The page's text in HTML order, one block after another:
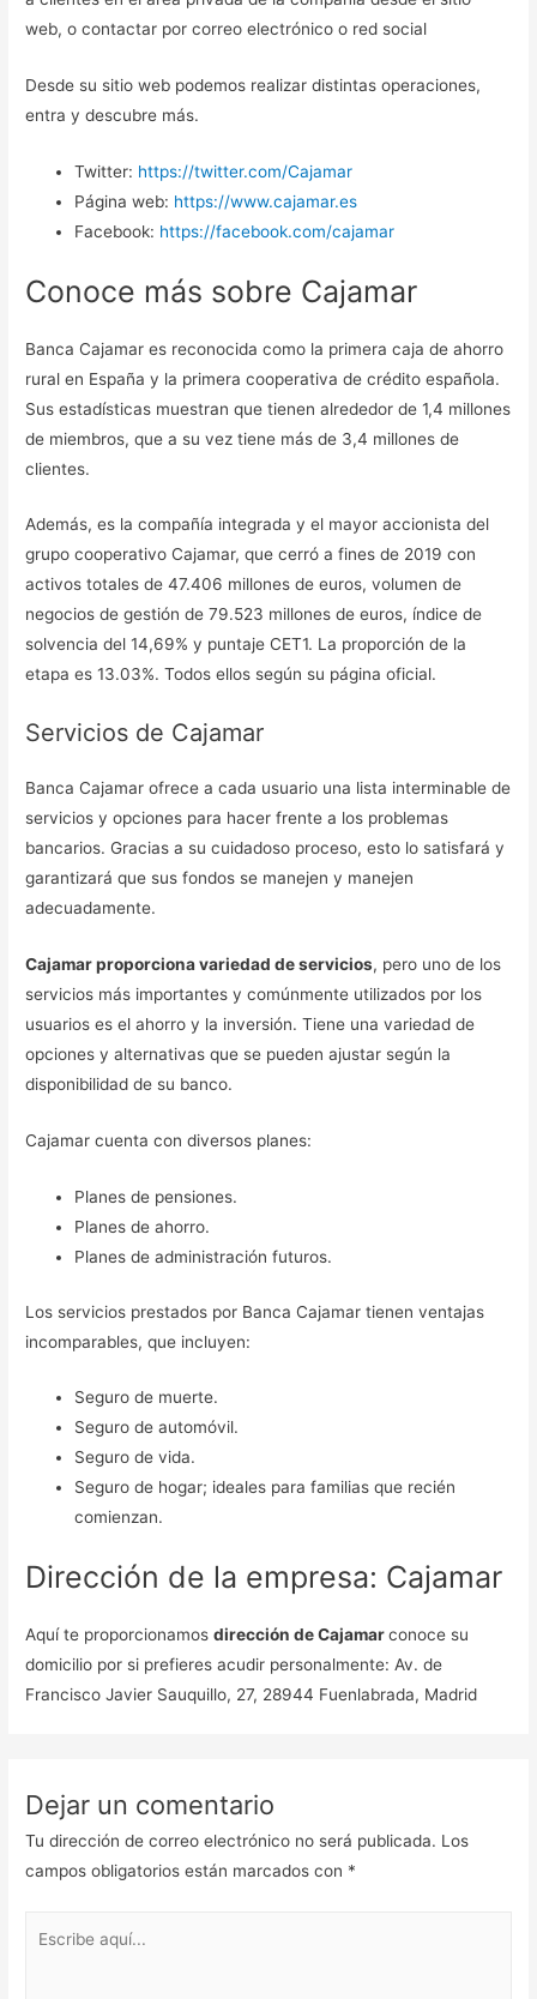
web, o contactar por correo electrónico o red social
Desde su sitio web podemos realizar distintas operaciones,
entra y descubre más.
Twitter: https://twitter.com/Cajamar
Página web: https://www.cajamar.es
Facebook: https://facebook.com/cajamar
Conoce más sobre Cajamar
Banca Cajamar es reconocida como la primera caja de ahorro
rural en España y la primera cooperativa de crédito española.
Sus estadísticas muestran que tienen alrededor de 1,4 millones
de miembros, que a su vez tiene más de 3,4 millones de
clientes.
Además, es la compañía integrada y el mayor accionista del
grupo cooperativo Cajamar, que cerró a fines de 2019 con
activos totales de 47.406 millones de euros, volumen de
negocios de gestión de 79.523 millones de euros, índice de
solvencia del 14,69% y puntaje CET1. La proporción de la
etapa es 13.03%. Todos ellos según su página oficial.
Servicios de Cajamar
Banca Cajamar ofrece a cada usuario una lista interminable de
servicios y opciones para hacer frente a los problemas
bancarios. Gracias a su cuidadoso proceso, esto lo satisfará y
garantizará que sus fondos se manejen y manejen
adecuadamente.
Cajamar proporciona variedad de servicios, pero uno de los
servicios más importantes y comúnmente utilizados por los
usuarios es el ahorro y la inversión. Tiene una variedad de
opciones y alternativas que se pueden ajustar según la
disponibilidad de su banco.
Cajamar cuenta con diversos planes:
Planes de pensiones.
Planes de ahorro.
Planes de administración futuros.
Los servicios prestados por Banca Cajamar tienen ventajas
incomparables, que incluyen:
Seguro de muerte.
Seguro de automóvil.
Seguro de vida.
Seguro de hogar; ideales para familias que recién
comienzan.
Dirección de la empresa: Cajamar
Aquí te proporcionamosdirección de Cajamarconoce su
domicilio por si prefieres acudir personalmente: Av. de
Francisco Javier Sauquillo, 27, 28944 Fuenlabrada, Madrid
Dejar un comentario
Tu dirección de correo electrónico no será publicada. Los
campos obligatorios están marcados con *